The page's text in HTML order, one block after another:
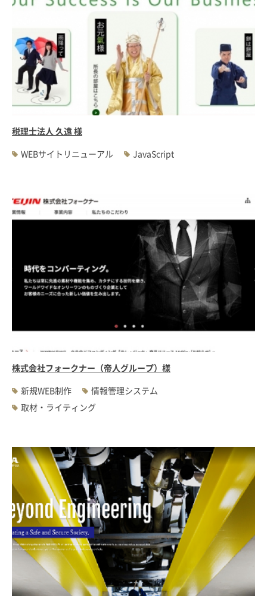
税理士法人 久遠 様
WEBサイトリニューアル
JavaScript
株式会社フォークナー（帝人グループ）様
新規WEB制作
情報管理システム
取材・ライティング